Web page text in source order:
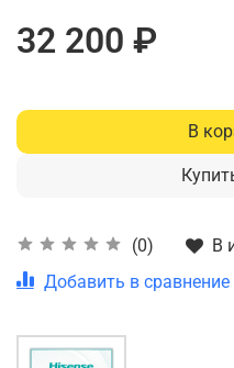
(0)
В
Добавить в сравнение
32 200 ₽
В